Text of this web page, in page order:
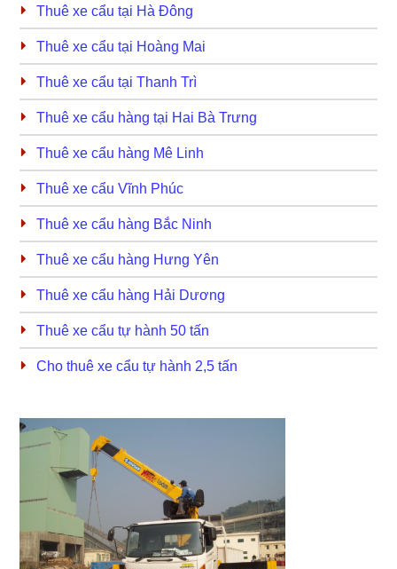
Thuê xe cẩu tại Hà Đông
Thuê xe cẩu tại Hoàng Mai
Thuê xe cẩu tại Thanh Trì
Thuê xe cẩu hàng tại Hai Bà Trưng
Thuê xe cẩu hàng Mê Linh
Thuê xe cẩu Vĩnh Phúc
Thuê xe cẩu hàng Bắc Ninh
Thuê xe cẩu hàng Hưng Yên
Thuê xe cẩu hàng Hải Dương
Thuê xe cẩu tự hành 50 tấn
Cho thuê xe cẩu tự hành 2,5 tấn